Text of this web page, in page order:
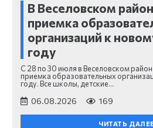
В Веселовском
приемка
организаций к
году
С 28 по 30 июля в Веселовском
приемка образовательных
году. Все школы, детские…
06.08.2026 169
ЧИТАТЬ